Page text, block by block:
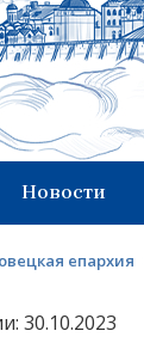
Новости
епархия
30.10.2023